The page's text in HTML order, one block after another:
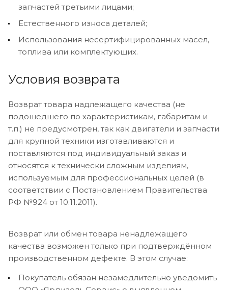
запчастей третьими лицами;
Естественного износа деталей;
Использования несертифицированных масел,
топлива или комплектующих.
Условия возврата
Возврат товара надлежащего качества (не
подошедшего по характеристикам, габаритам и
т.п.) не предусмотрен, так как двигатели и запчасти
для крупной техники изготавливаются и
поставляются под индивидуальный заказ и
относятся к технически сложным изделиям,
используемым для профессиональных целей (в
соответствии с Постановлением Правительства
РФ №924 от 10.11.2011).
Возврат или обмен товара ненадлежащего
качества возможен только при подтверждённом
производственном дефекте. В этом случае:
Покупатель обязан незамедлительно уведомить